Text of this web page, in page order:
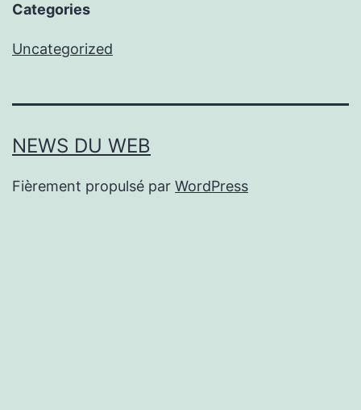
Categories
Uncategorized
NEWS DU WEB
Fièrement propulsé par WordPress